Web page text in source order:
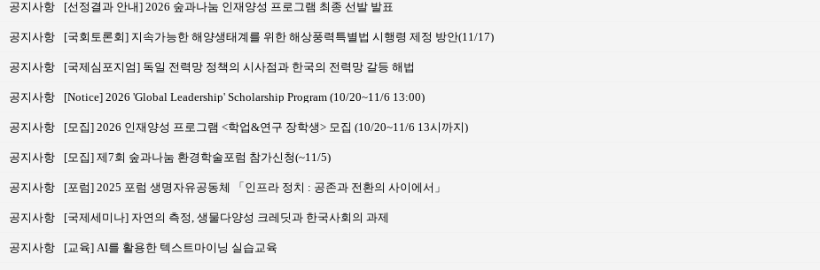
공지사항 [선정결과 안내] 2026 숲과나눔 인재양성 프로그램 최종 선발 발표
공지사항 [국회토론회] 지속가능한 해양생태계를 위한 해상풍력특별법 시행령 제정 방안(11/17)
공지사항 [국제심포지엄] 독일 전력망 정책의 시사점과 한국의 전력망 갈등 해법
공지사항 [Notice] 2026 'Global Leadership' Scholarship Program (10/20~11/6 13:00)
공지사항 [모집] 2026 인재양성 프로그램 <학업&연구 장학생> 모집 (10/20~11/6 13시까지)
공지사항 [모집] 제7회 숲과나눔 환경학술포럼 참가신청(~11/5)
공지사항 [포럼] 2025 포럼 생명자유공동체 「인프라 정치 : 공존과 전환의 사이에서」
공지사항 [국제세미나] 자연의 측정, 생물다양성 크레딧과 한국사회의 과제
공지사항 [교육] AI를 활용한 텍스트마이닝 실습교육